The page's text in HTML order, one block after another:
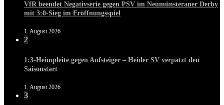
VfR beendet Negativserie gegen PSV im Neumünsteraner Derby
mit 3:0-Sieg im Eröffnungsspiel
1. August 2026
2
1:3-Heimpleite gegen Aufsteiger – Heider SV verpatzt den
Saisonstart
1. August 2026
3